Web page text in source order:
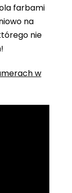
farbami
na
nie
w